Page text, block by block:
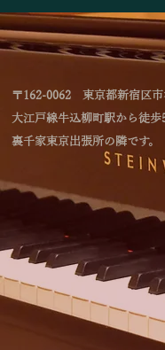
ル Deux
らせ
〒162-0062 東京都新宿区市
大江戸線牛込柳町駅から徒歩
裏千家東京出張所の隣です。